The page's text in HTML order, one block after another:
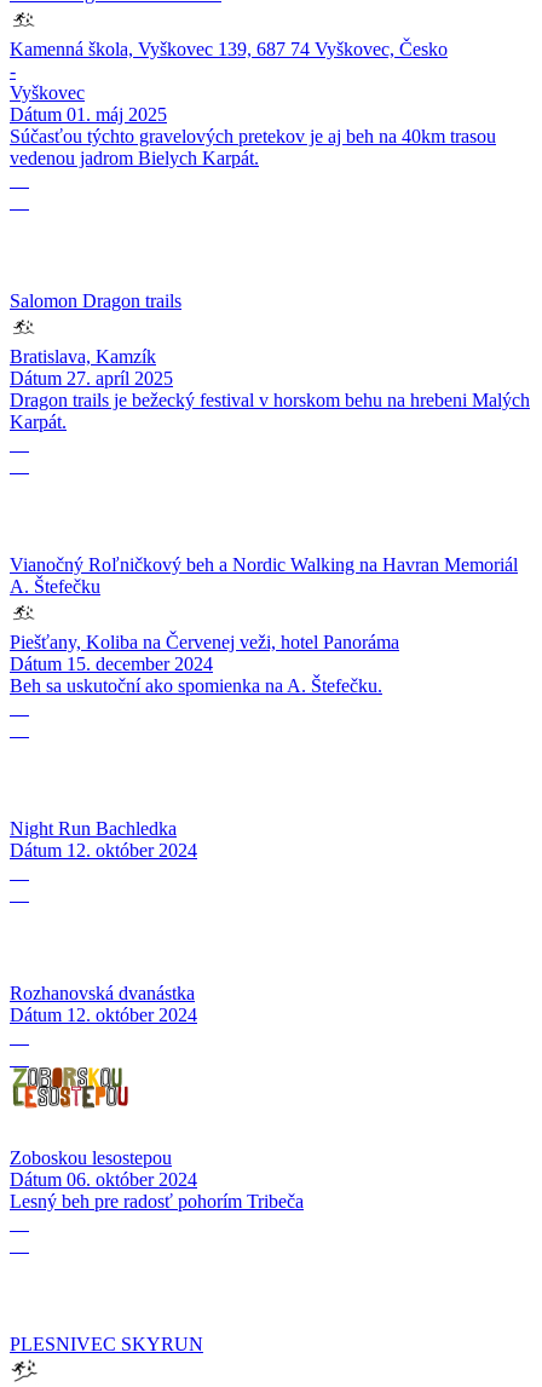
Kamenná škola, Vyškovec 139, 687 74 Vyškovec, Česko
-
Vyškovec
Dátum 01. máj 2025
Súčasťou týchto gravelových pretekov je aj beh na 40km trasou
vedenou jadrom Bielych Karpát.
Salomon Dragon trails
Bratislava, Kamzík
Dátum 27. apríl 2025
Dragon trails je bežecký festival v horskom behu na hrebeni Malých
Karpát.
Vianočný Roľničkový beh a Nordic Walking na Havran Memoriál
A. Štefečku
Piešťany, Koliba na Červenej veži, hotel Panoráma
Dátum 15. december 2024
Beh sa uskutoční ako spomienka na A. Štefečku.
Night Run Bachledka
Dátum 12. október 2024
Rozhanovská dvanástka
Dátum 12. október 2024
Zoboskou lesostepou
Dátum 06. október 2024
Lesný beh pre radosť pohorím Tribeča
PLESNIVEC SKYRUN